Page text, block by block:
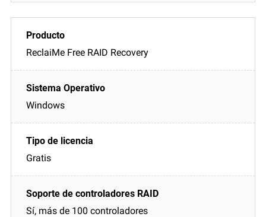
ReclaiMe Free RAID Recovery
Windows
Gratis
Sí, más de 100 controladores